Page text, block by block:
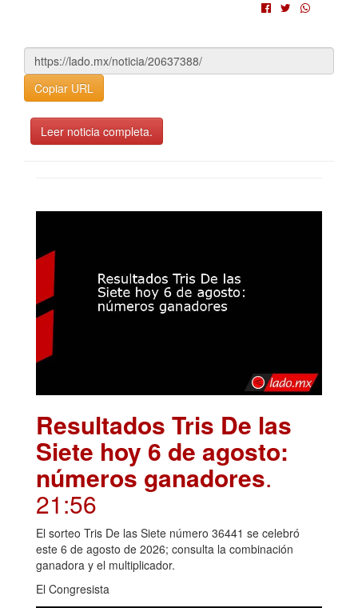
Copiar URL
Leer noticia completa.
Resultados Tris De las
Siete hoy 6 de agosto:
números ganadores.
21:56
El sorteo Tris De las Siete número 36441 se celebró
este 6 de agosto de 2026; consulta la combinación
ganadora y el multiplicador.
El Congresista